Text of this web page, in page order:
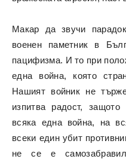
Макар да звучи
военен паметник в
пацифизма. И то при
една война, която
Нашият войник не
изпитва радост, защото
всяка една война, на
всеки един убит
не се е